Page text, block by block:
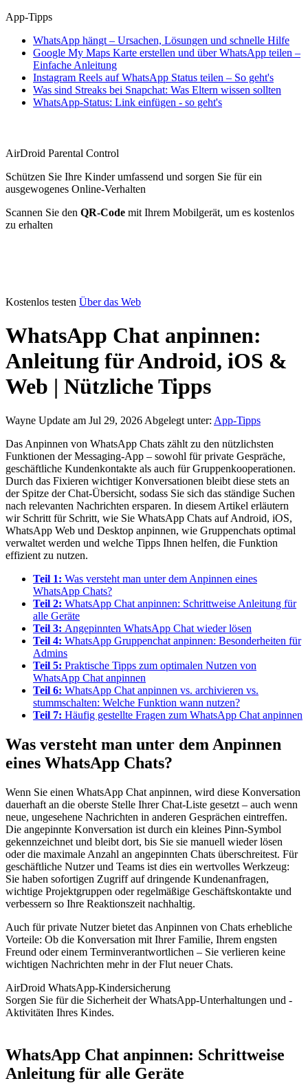
App-Tipps
WhatsApp hängt – Ursachen, Lösungen und schnelle Hilfe
Google My Maps Karte erstellen und über WhatsApp teilen –
Einfache Anleitung
Instagram Reels auf WhatsApp Status teilen – So geht's
Was sind Streaks bei Snapchat: Was Eltern wissen sollten
WhatsApp-Status: Link einfügen - so geht's
AirDroid Parental Control
Schützen Sie Ihre Kinder umfassend und sorgen Sie für ein
ausgewogenes Online-Verhalten
Scannen Sie den QR-Code mit Ihrem Mobilgerät, um es kostenlos
zu erhalten
Kostenlos testen Über das Web
WhatsApp Chat anpinnen:
Anleitung für Android, iOS &
Web | Nützliche Tipps
Wayne Update am Jul 29, 2026 Abgelegt unter: App-Tipps
Das Anpinnen von WhatsApp Chats zählt zu den nützlichsten
Funktionen der Messaging-App – sowohl für private Gespräche,
geschäftliche Kundenkontakte als auch für Gruppenkooperationen.
Durch das Fixieren wichtiger Konversationen bleibt diese stets an
der Spitze der Chat-Übersicht, sodass Sie sich das ständige Suchen
nach relevanten Nachrichten ersparen. In diesem Artikel erläutern
wir Schritt für Schritt, wie Sie WhatsApp Chats auf Android, iOS,
WhatsApp Web und Desktop anpinnen, wie Gruppenchats optimal
verwaltet werden und welche Tipps Ihnen helfen, die Funktion
effizient zu nutzen.
Teil 1: Was versteht man unter dem Anpinnen eines
WhatsApp Chats?
Teil 2: WhatsApp Chat anpinnen: Schrittweise Anleitung für
alle Geräte
Teil 3: Angepinnten WhatsApp Chat wieder lösen
Teil 4: WhatsApp Gruppenchat anpinnen: Besonderheiten für
Admins
Teil 5: Praktische Tipps zum optimalen Nutzen von
WhatsApp Chat anpinnen
Teil 6: WhatsApp Chat anpinnen vs. archivieren vs.
stummschalten: Welche Funktion wann nutzen?
Teil 7: Häufig gestellte Fragen zum WhatsApp Chat anpinnen
Was versteht man unter dem Anpinnen
eines WhatsApp Chats?
Wenn Sie einen WhatsApp Chat anpinnen, wird diese Konversation
dauerhaft an die oberste Stelle Ihrer Chat-Liste gesetzt – auch wenn
neue, ungesehene Nachrichten in anderen Gesprächen eintreffen.
Die angepinnte Konversation ist durch ein kleines Pinn-Symbol
gekennzeichnet und bleibt dort, bis Sie sie manuell wieder lösen
oder die maximale Anzahl an angepinnten Chats überschreitest. Für
geschäftliche Nutzer und Teams ist dies ein wertvolles Werkzeug:
Sie haben sofortigen Zugriff auf dringende Kundenanfragen,
wichtige Projektgruppen oder regelmäßige Geschäftskontakte und
verbessern so Ihre Reaktionszeit nachhaltig.
Auch für private Nutzer bietet das Anpinnen von Chats erhebliche
Vorteile: Ob die Konversation mit Ihrer Familie, Ihrem engsten
Freund oder einem Terminverantwortlichen – Sie verlieren keine
wichtigen Nachrichten mehr in der Flut neuer Chats.
AirDroid WhatsApp-Kindersicherung
Sorgen Sie für die Sicherheit der WhatsApp-Unterhaltungen und -
Aktivitäten Ihres Kindes.
WhatsApp Chat anpinnen: Schrittweise
Anleitung für alle Geräte